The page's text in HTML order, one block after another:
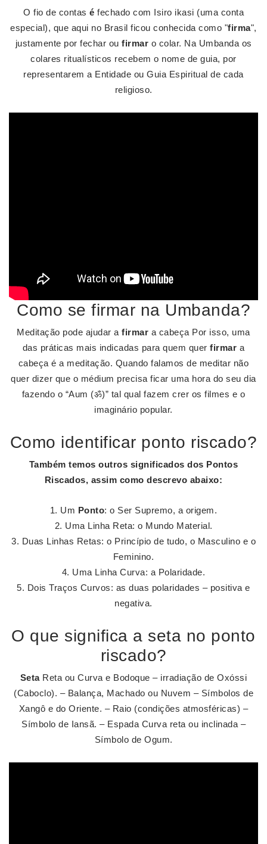
O fio de contas é fechado com Isiro ikasi (uma conta
especial), que aqui no Brasil ficou conhecida como "firma",
justamente por fechar ou firmar o colar. Na Umbanda os
colares ritualísticos recebem o nome de guia, por
representarem a Entidade ou Guia Espiritual de cada
religioso.
Como se firmar na Umbanda?
Meditação pode ajudar afirmar a cabeça Por isso, uma
das práticas mais indicadas para quem querfirmar a
cabeça é a meditação. Quando falamos de meditar não
quer dizer que o médium precisa ficar uma hora do seu dia
fazendo o “Aum (ॐ)” tal qual fazem crer os filmes e o
imaginário popular.
Como identificar ponto riscado?
Também temos outros significados dos Pontos
Riscados, assim como descrevo abaixo:
Um Ponto: o Ser Supremo, a origem.
Uma Linha Reta: o Mundo Material.
Duas Linhas Retas: o Princípio de tudo, o Masculino e o
Feminino.
Uma Linha Curva: a Polaridade.
Dois Traços Curvos: as duas polaridades – positiva e
negativa.
O que significa a seta no ponto
riscado?
SetaReta ou Curva e Bodoque – irradiação de Oxóssi
(Caboclo). – Balança, Machado ou Nuvem – Símbolos de
Xangô e do Oriente. – Raio (condições atmosféricas) –
Símbolo de Iansã. – Espada Curva reta ou inclinada –
Símbolo de Ogum.